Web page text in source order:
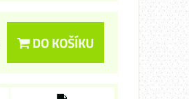
DO KOŠÍKU